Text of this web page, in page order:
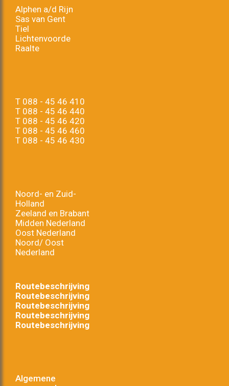
Alphen a/d Rijn
Sas van Gent
Tiel
Lichtenvoorde
Raalte
T 088 - 45 46 410
T 088 - 45 46 440
T 088 - 45 46 420
T 088 - 45 46 460
T 088 - 45 46 430
Noord- en Zuid-
Holland
Zeeland en Brabant
Midden Nederland
Oost Nederland
Noord/ Oost
Nederland
Routebeschrijving
Routebeschrijving
Routebeschrijving
Routebeschrijving
Routebeschrijving
Algemene